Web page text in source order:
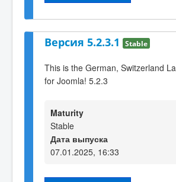
Версия 5.2.3.1 Stable
This is the German, Switzerland
for Joomla! 5.2.3
Maturity
Stable
Дата выпуска
07.01.2025, 16:33